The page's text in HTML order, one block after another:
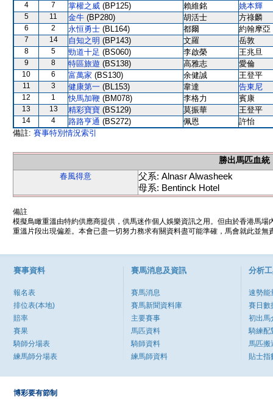
4 7 掌權之威 (BP125) 賴維銘 姚本輝
5 11 金牛 (BP280) 胡活士 方祿麟
6 2 永恒勇士 (BL164) 都爾 約翰摩亞
7 14 自知之明 (BP143) 文羅 岳敦
8 5 勁道十足 (BS060) 李啟榮 王兆旦
9 8 特區旅遊 (BS138) 高雅志 愛倫
10 6 富萬家 (BS130) 余健誠 王登平
11 3 健康第一 (BL153) 韋達 告東尼
12 1 快馬加鞭 (BM078) 李格力 賓康
13 13 精彩寶寶 (BS129) 莫振華 王登平
14 4 路路亨通 (BS272) 佩恩
許怡
備註: 賽事特別情況索引
勝出馬匹血統
春風得意
父系: Alnasr Alwasheek
母系: Bentinck Hotel
備註
模擬鳥瞰重溫由特約供應商提供，供馬迷作個人娛樂資訊之用。但由於香港馬
重溫片段出現偏差。本會已盡一切努力務求有關資料盡可能準確，馬會就此並
賽事資料
報名表
排位表(本地)
賠率
賽果
騎師分場表
練馬師分場表
賽馬消息及資訊
賽馬消息
賽馬新聞資料庫
主要賽事
馬匹資料
騎師資料
練馬師資料
分析
速勢能
賽日數
初出馬
騎練配
馬匹搬
貼士指
博彩要有節制